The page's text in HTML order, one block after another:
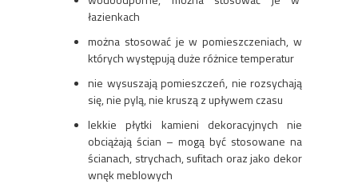
łazienkach
można stosować je w pomieszczeniach, w
których występują duże różnice temperatur
nie wysuszają pomieszczeń, nie rozsychają
się, nie pylą, nie kruszą z upływem czasu
lekkie płytki kamieni dekoracyjnych nie
obciążają ścian – mogą być stosowane na
ścianach, strychach, sufitach oraz jako dekor
wnęk meblowych